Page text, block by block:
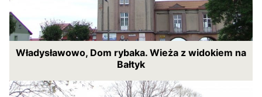
Władysławowo, Dom rybaka. Wieża z widokiem na
Bałtyk